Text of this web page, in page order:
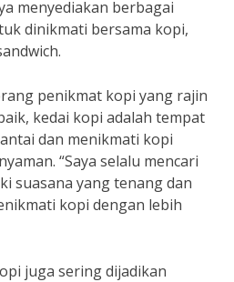
menyediakan berbagai
dinikmati bersama kopi,
penikmat kopi yang rajin
kedai kopi adalah tempat
dan menikmati kopi
“Saya selalu mencari
suasana yang tenang dan
kopi dengan lebih
juga sering dijadikan